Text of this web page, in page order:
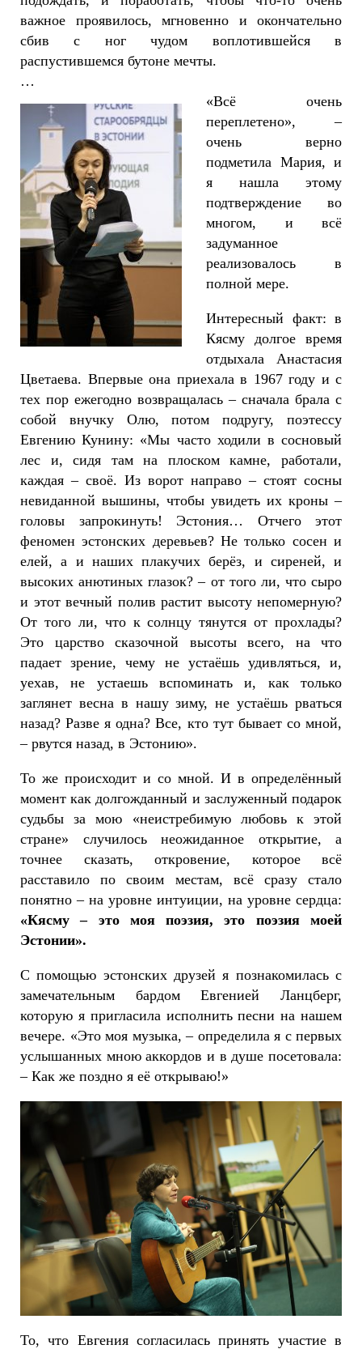
важное проявилось, мгновенно и окончательно
сбив с ног чудом воплотившейся в
распустившемся бутоне мечты.
…
«Всё очень
переплетено», –
очень верно
подметила Мария, и
я нашла этому
подтверждение во
многом, и всё
задуманное
реализовалось в
полной мере.
Интересный факт: в
Кясму долгое время
отдыхала Анастасия
Цветаева. Впервые она приехала в 1967 году и с
тех пор ежегодно возвращалась – сначала брала с
собой внучку Олю, потом подругу, поэтессу
Евгению Кунину: «Мы часто ходили в сосновый
лес и, сидя там на плоском камне, работали,
каждая – своё. Из ворот направо – стоят сосны
невиданной вышины, чтобы увидеть их кроны –
головы запрокинуть! Эстония… Отчего этот
феномен эстонских деревьев? Не только сосен и
елей, а и наших плакучих берёз, и сиреней, и
высоких анютиных глазок? – от того ли, что сыро
и этот вечный полив растит высоту непомерную?
От того ли, что к солнцу тянутся от прохлады?
Это царство сказочной высоты всего, на что
падает зрение, чему не устаёшь удивляться, и,
уехав, не устаешь вспоминать и, как только
заглянет весна в нашу зиму, не устаёшь рваться
назад? Разве я одна? Все, кто тут бывает со мной,
– рвутся назад, в Эстонию».
То же происходит и со мной. И в определённый
момент как долгожданный и заслуженный подарок
судьбы за мою «неистребимую любовь к этой
стране» случилось неожиданное открытие, а
точнее сказать, откровение, которое всё
расставило по своим местам, всё сразу стало
понятно – на уровне интуиции, на уровне сердца:
«Кясму – это моя поэзия, это поэзия моей
Эстонии».
С помощью эстонских друзей я познакомилась с
замечательным бардом Евгенией Ланцберг,
которую я пригласила исполнить песни на нашем
вечере. «Это моя музыка, – определила я с первых
услышанных мною аккордов и в душе посетовала:
– Как же поздно я её открываю!»
То, что Евгения согласилась принять участие в